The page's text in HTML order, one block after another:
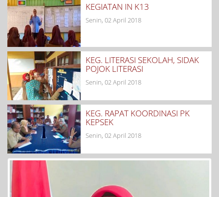
KEGIATAN IN K13
Senin, 02 April 2018
KEG. LITERASI SEKOLAH, SIDAK
POJOK LITERASI
Senin, 02 April 2018
KEG. RAPAT KOORDINASI PK
KEPSEK
Senin, 02 April 2018